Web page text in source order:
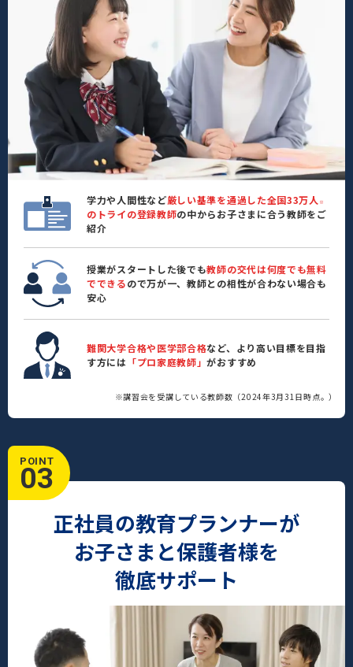
学力や人間性など厳しい基準を通過した全国33万人 ※
のトライの登録教師の中からお子さまに合う教師をご
紹介
授業がスタートした後でも教師の交代は何度でも無料
でできるので万が一、教師との相性が合わない場合も
安心
難関大学合格や医学部合格など、より高い目標を目指
す方には 「プロ家庭教師」がおすすめ
※講習会を受講している教師数（2024年3月31日時点。）
POINT
03
正社員の教育プランナーが
お子さまと保護者様を
徹底サポート